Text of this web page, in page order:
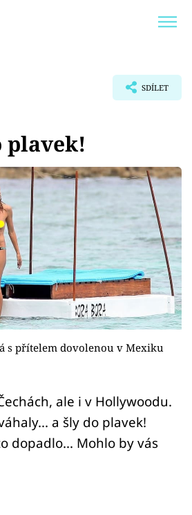
SDÍLET
plavek!
s přítelem dovolenou v Mexiku
ale i v Hollywoodu.
a šly do plavek!
dopadlo... Mohlo by vás